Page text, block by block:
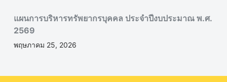
แผนการบริหารทรัพยากรบุคคล ประจำปีงบประมาณ พ.ศ.
2569
พฤษภาคม 25, 2026